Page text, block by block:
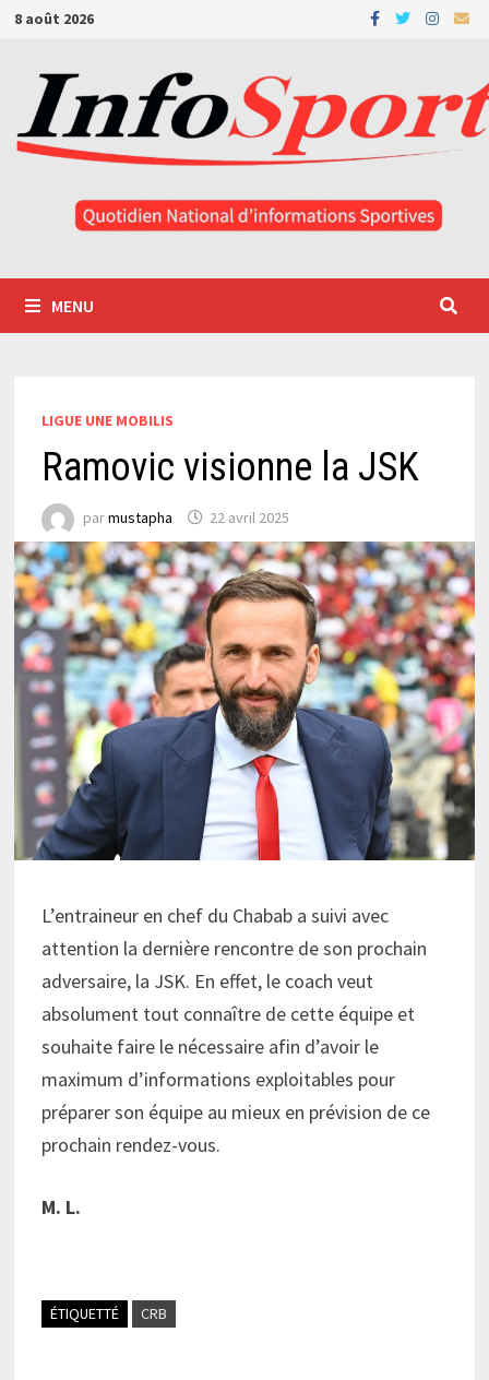
Passer
contenu
8 août 2026
MENU
LIGUE UNE MOBILIS
Ramovic visionne la JSK
parmustapha 22 avril 2025
L’entraineur en chef du Chabab a suivi avec
attention la dernière rencontre de son prochain
adversaire, la JSK. En effet, le coach veut
absolument tout connaître de cette équipe et
souhaite faire le nécessaire afin d’avoir le
maximum d’informations exploitables pour
préparer son équipe au mieux en prévision de ce
prochain rendez-vous.
M. L.
ÉTIQUETTÉ CRB